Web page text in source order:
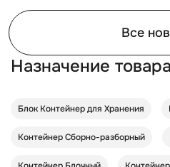
Все
Назначение товара
Блок Контейнер для Хранения
Контейнер Cборно-разборный